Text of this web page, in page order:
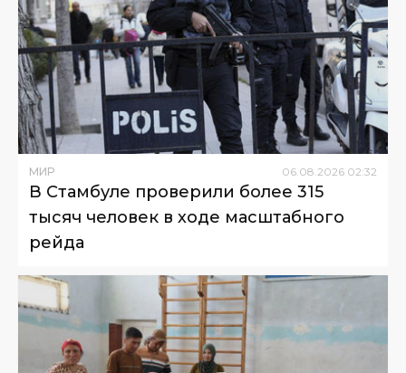
МИР 06 08 2026 02:32
В Стамбуле проверили более 315
тысяч человек в ходе масштабного
рейда